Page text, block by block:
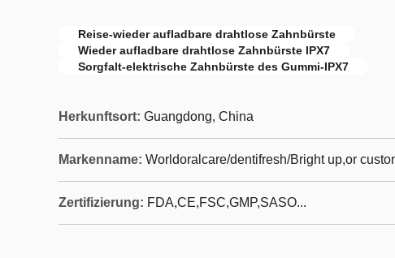
Reise-wieder aufladbare drahtlose Zahnbürste
Wieder aufladbare drahtlose Zahnbürste IPX7
Sorgfalt-elektrische Zahnbürste des Gummi-IPX7
Herkunftsort: Guangdong, China
Markenname: Worldoralcare/dentifresh/Bright up,or
Zertifizierung: FDA,CE,FSC,GMP,SASO...